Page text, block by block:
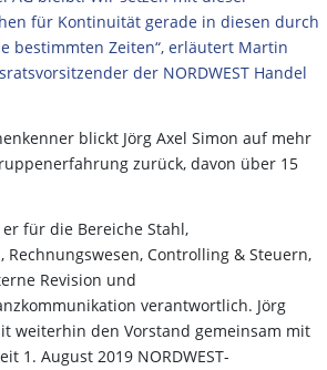
für Kontinuität gerade in diesen durch
bestimmten Zeiten“, erläutert Martin
der NORDWEST Handel
blickt Jörg Axel Simon auf mehr
zurück, davon über 15
für die Bereiche Stahl,
Rechnungswesen, Controlling & Steuern,
Revision und
verantwortlich. Jörg
weiterhin den Vorstand gemeinsam mit
1. August 2019 NORDWEST-